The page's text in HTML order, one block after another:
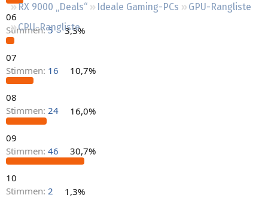
RX 9000 „Deals“
Ideale Gaming-PCs
GPU-Rangliste
CPU-Rangliste
06
Stimmen:5 3,3%
07
Stimmen: 16 10,7%
08
Stimmen: 24 16,0%
09
Stimmen: 46 30,7%
10
Stimmen: 2 1,3%